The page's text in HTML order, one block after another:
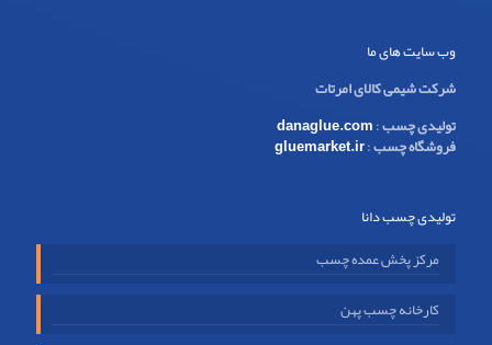
وب سایت های ما
شرکت شیمی کالای امرتات
تولیدی چسب:
danaglue.com
فروشگاه چسب:
gluemarket.ir
تولیدی چسب دانا
مرکز پخش عمده چسب
کارخانه چسب پهن